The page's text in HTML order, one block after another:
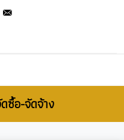
021905536
ซื้อ-จัดจ้าง